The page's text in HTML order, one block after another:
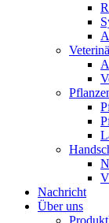
Nachricht
Über uns